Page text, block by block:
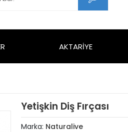
AKTARİYE
Yetişkin Diş Fırçası
Marka: Naturalive